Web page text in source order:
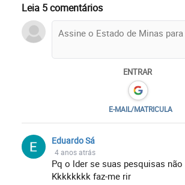
Leia 5 comentários
ENTRAR
E-MAIL/MATRICULA
Eduardo Sá
4 anos atrás
Pq o lder se suas pesquisas não
Kkkkkkkk faz-me rir